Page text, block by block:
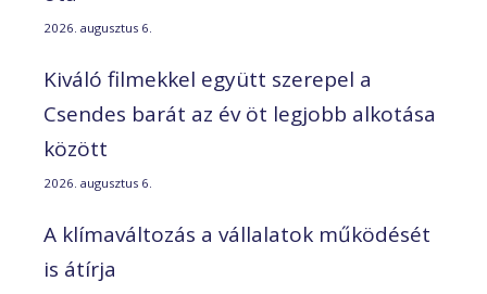
2026. augusztus 6.
Kiváló filmekkel együtt szerepel a
Csendes barát az év öt legjobb alkotása
között
2026. augusztus 6.
A klímaváltozás a vállalatok működését
is átírja